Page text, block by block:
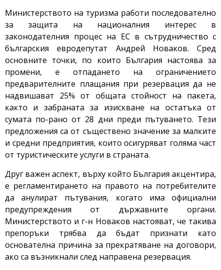
Министерството на туризма работи последователно
за защита на националния интерес в
законодателния процес на ЕС в сътрудничество с
българския евродепутат Андрей Новаков. Сред
основните точки, по които България настоява за
промени, е отпадането на ограничението
предварителните плащания при резервация да не
надвишават 25% от общата стойност на пакета,
както и забраната за изискване на остатъка от
сумата по-рано от 28 дни преди пътуването. Тези
предложения са от съществено значение за малките
и средни предприятия, които осигуряват голяма част
от туристическите услуги в страната.
Друг важен аспект, върху който България акцентира,
е регламентирането на правото на потребителите
да анулират пътувания, когато има официални
предупреждения от държавните органи.
Министерството и г-н Новаков настояват, че такива
препоръки трябва да бъдат признати като
основателна причина за прекратяване на договори,
ако са възникнали след направена резервация.